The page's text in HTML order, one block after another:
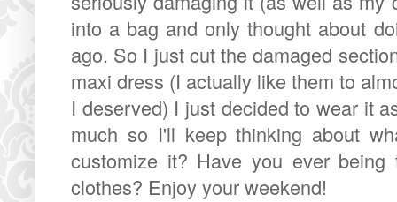
into a bag and only thought about
ago. So I just cut the damaged
maxi dress (I actually like them to
I deserved) I just decided to wear it
much so I'll keep thinking about
customize it? Have you ever
clothes? Enjoy your weekend!